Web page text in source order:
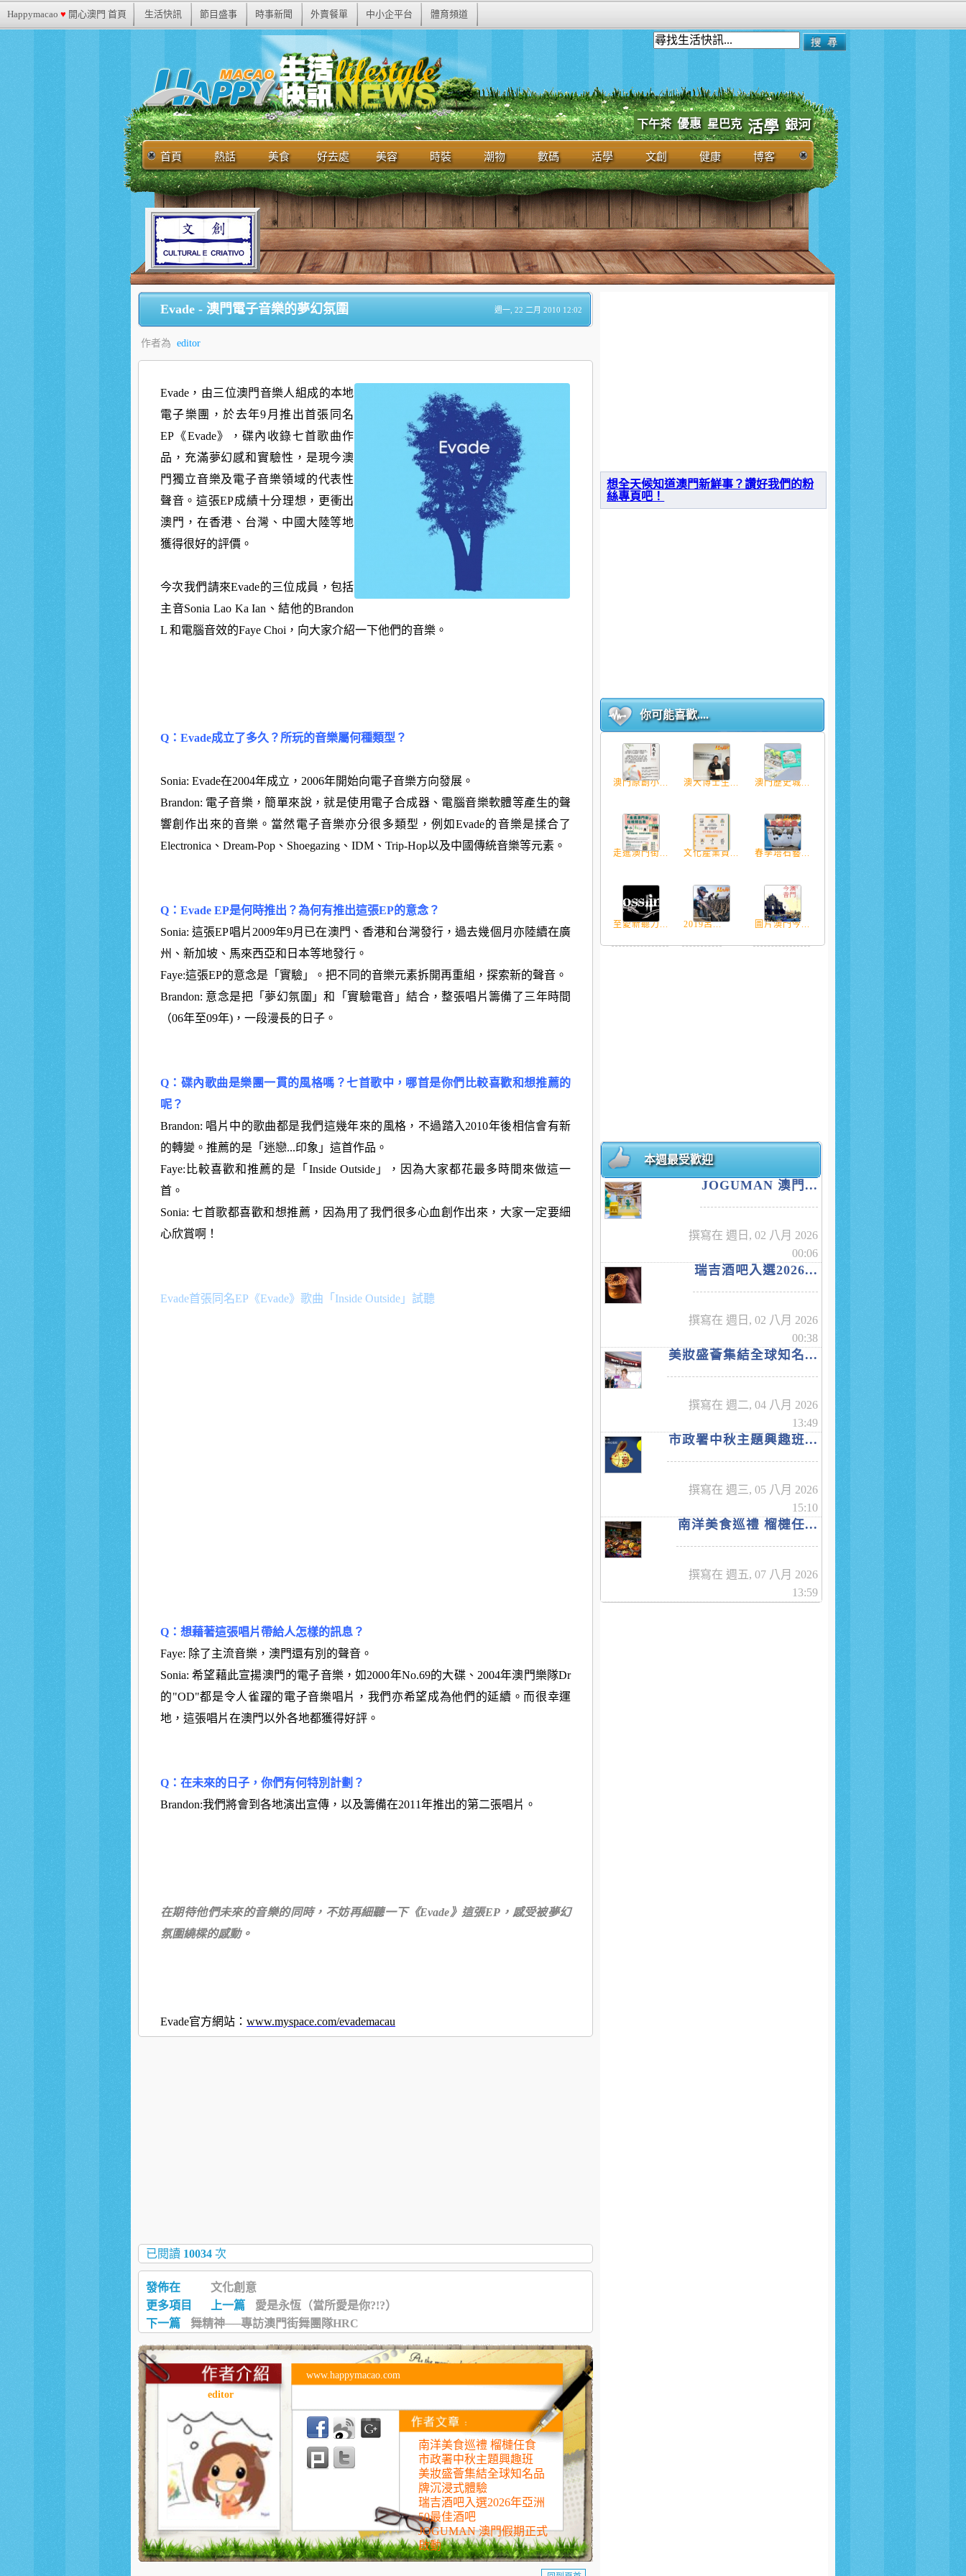
Happymacao ♥ 開心澳門 首頁 生活快訊 節目盛事 時事新聞 外賣餐單 中小企平台 體育頻道
下午茶 優惠 星巴克 活學 銀河
首頁 熱話 美食 好去處 美容 時裝 潮物 數碼 活學 文創 健康 博客
週一, 22 二月 2010 12:02
Evade - 澳門電子音樂的夢幻氛圍
作者為 editor
Evade，由三位澳門音樂人組成的本地
電子樂團，於去年9月推出首張同名
EP《Evade》，碟內收錄七首歌曲作
品，充滿夢幻感和實驗性 ，是現今澳
門獨立音樂及電子音樂領域的代表性
聲音。這張EP成績十分理想，更衝出
澳門，在香港、台灣、中國大陸等地
獲得很好的評價。
今次我們請來Evade的三位成員，包括
主音Sonia Lao Ka Ian、結他的Brandon
L 和電腦音效的Faye Choi，向大家介紹一下他們的音樂。
Q：Evade成立了多久？所玩的音樂屬何種類型？
Sonia: Evade在2004年成立，2006年開始向電子音樂方向發展。
Brandon: 電子音樂，簡單來說，就是使用電子合成器、電腦音樂軟體等產生的聲
響創作出來的音樂。當然電子音樂亦分很多類型，例如Evade的音樂是揉合了
Electronica、Dream-Pop、Shoegazing、IDM、Trip-Hop以及中國傳統音樂等元素。
Q：Evade EP是何時推出？為何有推出這張EP的意念？
Sonia: 這張EP唱片2009年9月已在澳門、香港和台灣發行，過去幾個月亦陸續在廣
州、新加坡、馬來西亞和日本等地發行。
Faye:這張EP的意念是「實驗」。把不同的音樂元素拆開再重組，探索新的聲音。
Brandon: 意念是把「夢幻氛圍」和「實驗電音」結合，整張唱片籌備了三年時間
（06年至09年)，一段漫長的日子。
Q：碟內歌曲是樂團一貫的風格嗎？七首歌中，哪首是你們比較喜歡和想推薦的
呢？
Brandon: 唱片中的歌曲都是我們這幾年來的風格，不過踏入2010年後相信會有新
的轉變。推薦的是「迷戀...印象」這首作品。
Faye:比較喜歡和推薦的是「Inside Outside」，因為大家都花最多時間來做這一
首。
Sonia: 七首歌都喜歡和想推薦，因為用了我們很多心血創作出來，大家一定要細
心欣賞啊！
Evade首張同名EP《Evade》歌曲「Inside Outside」試聽
Q：想藉著這張唱片帶給人怎樣的訊息？
Faye: 除了主流音樂，澳門還有別的聲音。
Sonia: 希望藉此宣揚澳門的電子音樂，如2000年No.69的大碟、2004年澳門樂隊Dr
的"OD"都是令人雀躍的電子音樂唱片，我們亦希望成為他們的延續。而很幸運
地，這張唱片在澳門以外各地都獲得好評。
Q：在未來的日子，你們有何特別計劃？
Brandon:我們將會到各地演出宣傳，以及籌備在2011年推出的第二張唱片。
在期待他們未來的音樂的同時，不妨再細聽一下《Evade》這張EP，感受被夢幻
氛圍繞樑的感動。
Evade官方網站： www.myspace.com/evademacau
已閱讀 10034 次
發佈在
文化創意
更多項目
上一篇
愛是永恆（當所愛是你?!?）
下一篇
舞精神──專訪澳門街舞團隊HRC
editor
www.happymacao.com
南洋美食巡禮 榴槤任食
市政署中秋主題興趣班
美妝盛薈集結全球知名品
牌沉浸式體驗
瑞吉酒吧入選2026年亞洲
50最佳酒吧
JOGUMAN 澳門假期正式
啟動
想全天候知道澳門新鮮事？讚好我們的粉
絲專頁吧！
你可能喜歡....
澳門原創小... 澳大博士生... 澳門歷史城...
走進澳門街... 文化產業資... 春季塔石藝...
至愛新聽力... 2019呂... 圖片澳門今...
本週最受歡迎
JOGUMAN 澳門...
撰寫在 週日, 02 八月 2026
00:06
瑞吉酒吧入選2026...
撰寫在 週日, 02 八月 2026
00:38
美妝盛薈集結全球知名...
撰寫在 週二, 04 八月 2026
13:49
市政署中秋主題興趣班...
撰寫在 週三, 05 八月 2026
15:10
南洋美食巡禮 榴槤任...
撰寫在 週五, 07 八月 2026
13:59